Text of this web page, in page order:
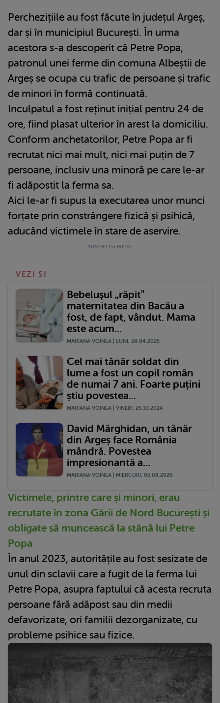
Perchezițiile au fost făcute în județul Argeș,
dar și în municipiul București. În urma
acestora s-a descoperit că Petre Popa,
patronul unei ferme din comuna Albeștii de
Argeș se ocupa cu trafic de persoane și trafic
de minori în formă continuată.
Inculpatul a fost reținut inițial pentru 24 de
ore, fiind plasat ulterior în arest la domiciliu.
Conform anchetatorilor, Petre Popa ar fi
recrutat nici mai mult, nici mai puțin de 7
persoane, inclusiv una minoră pe care le-ar
fi adăpostit la ferma sa.
Aici le-ar fi supus la executarea unor munci
forțate prin constrângere fizică și psihică,
aducând victimele în stare de aservire.
VEZI SI
Bebeluşul „răpit"
maternitatea din Bacău a
fost, de fapt, vândut. Mama
este acum...
MARIANA VOINEA | LUNI, 28.04.2025
Cel mai tânăr soldat din
lume a fost un copil român
de numai 7 ani. Foarte puțini
știu povestea...
MARIANA VOINEA | VINERI, 25.10.2024
David Mărghidan, un tânăr
din Argeș face România
mândră. Povestea
impresionantă a...
MARIANA VOINEA | MIERCURI, 05.08.2026
Victimele, printre care și minori, erau
recrutate în zona Gării de Nord București și
obligate să muncească la stână lui Petre
Popa
În anul 2023, autoritățile au fost sesizate de
unul din sclavii care a fugit de la ferma lui
Petre Popa, asupra faptului că acesta recruta
persoane fără adăpost sau din medii
defavorizate, ori familii dezorganizate, cu
probleme psihice sau fizice.